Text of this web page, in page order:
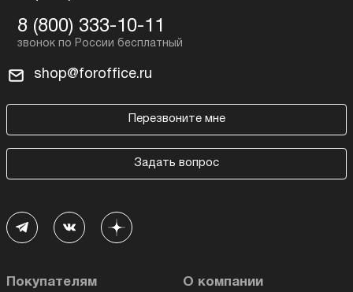
8 (800) 333-10-11
shop@foroffice.ru
Перезвоните мне
Задать вопрос
Покупателям О компании